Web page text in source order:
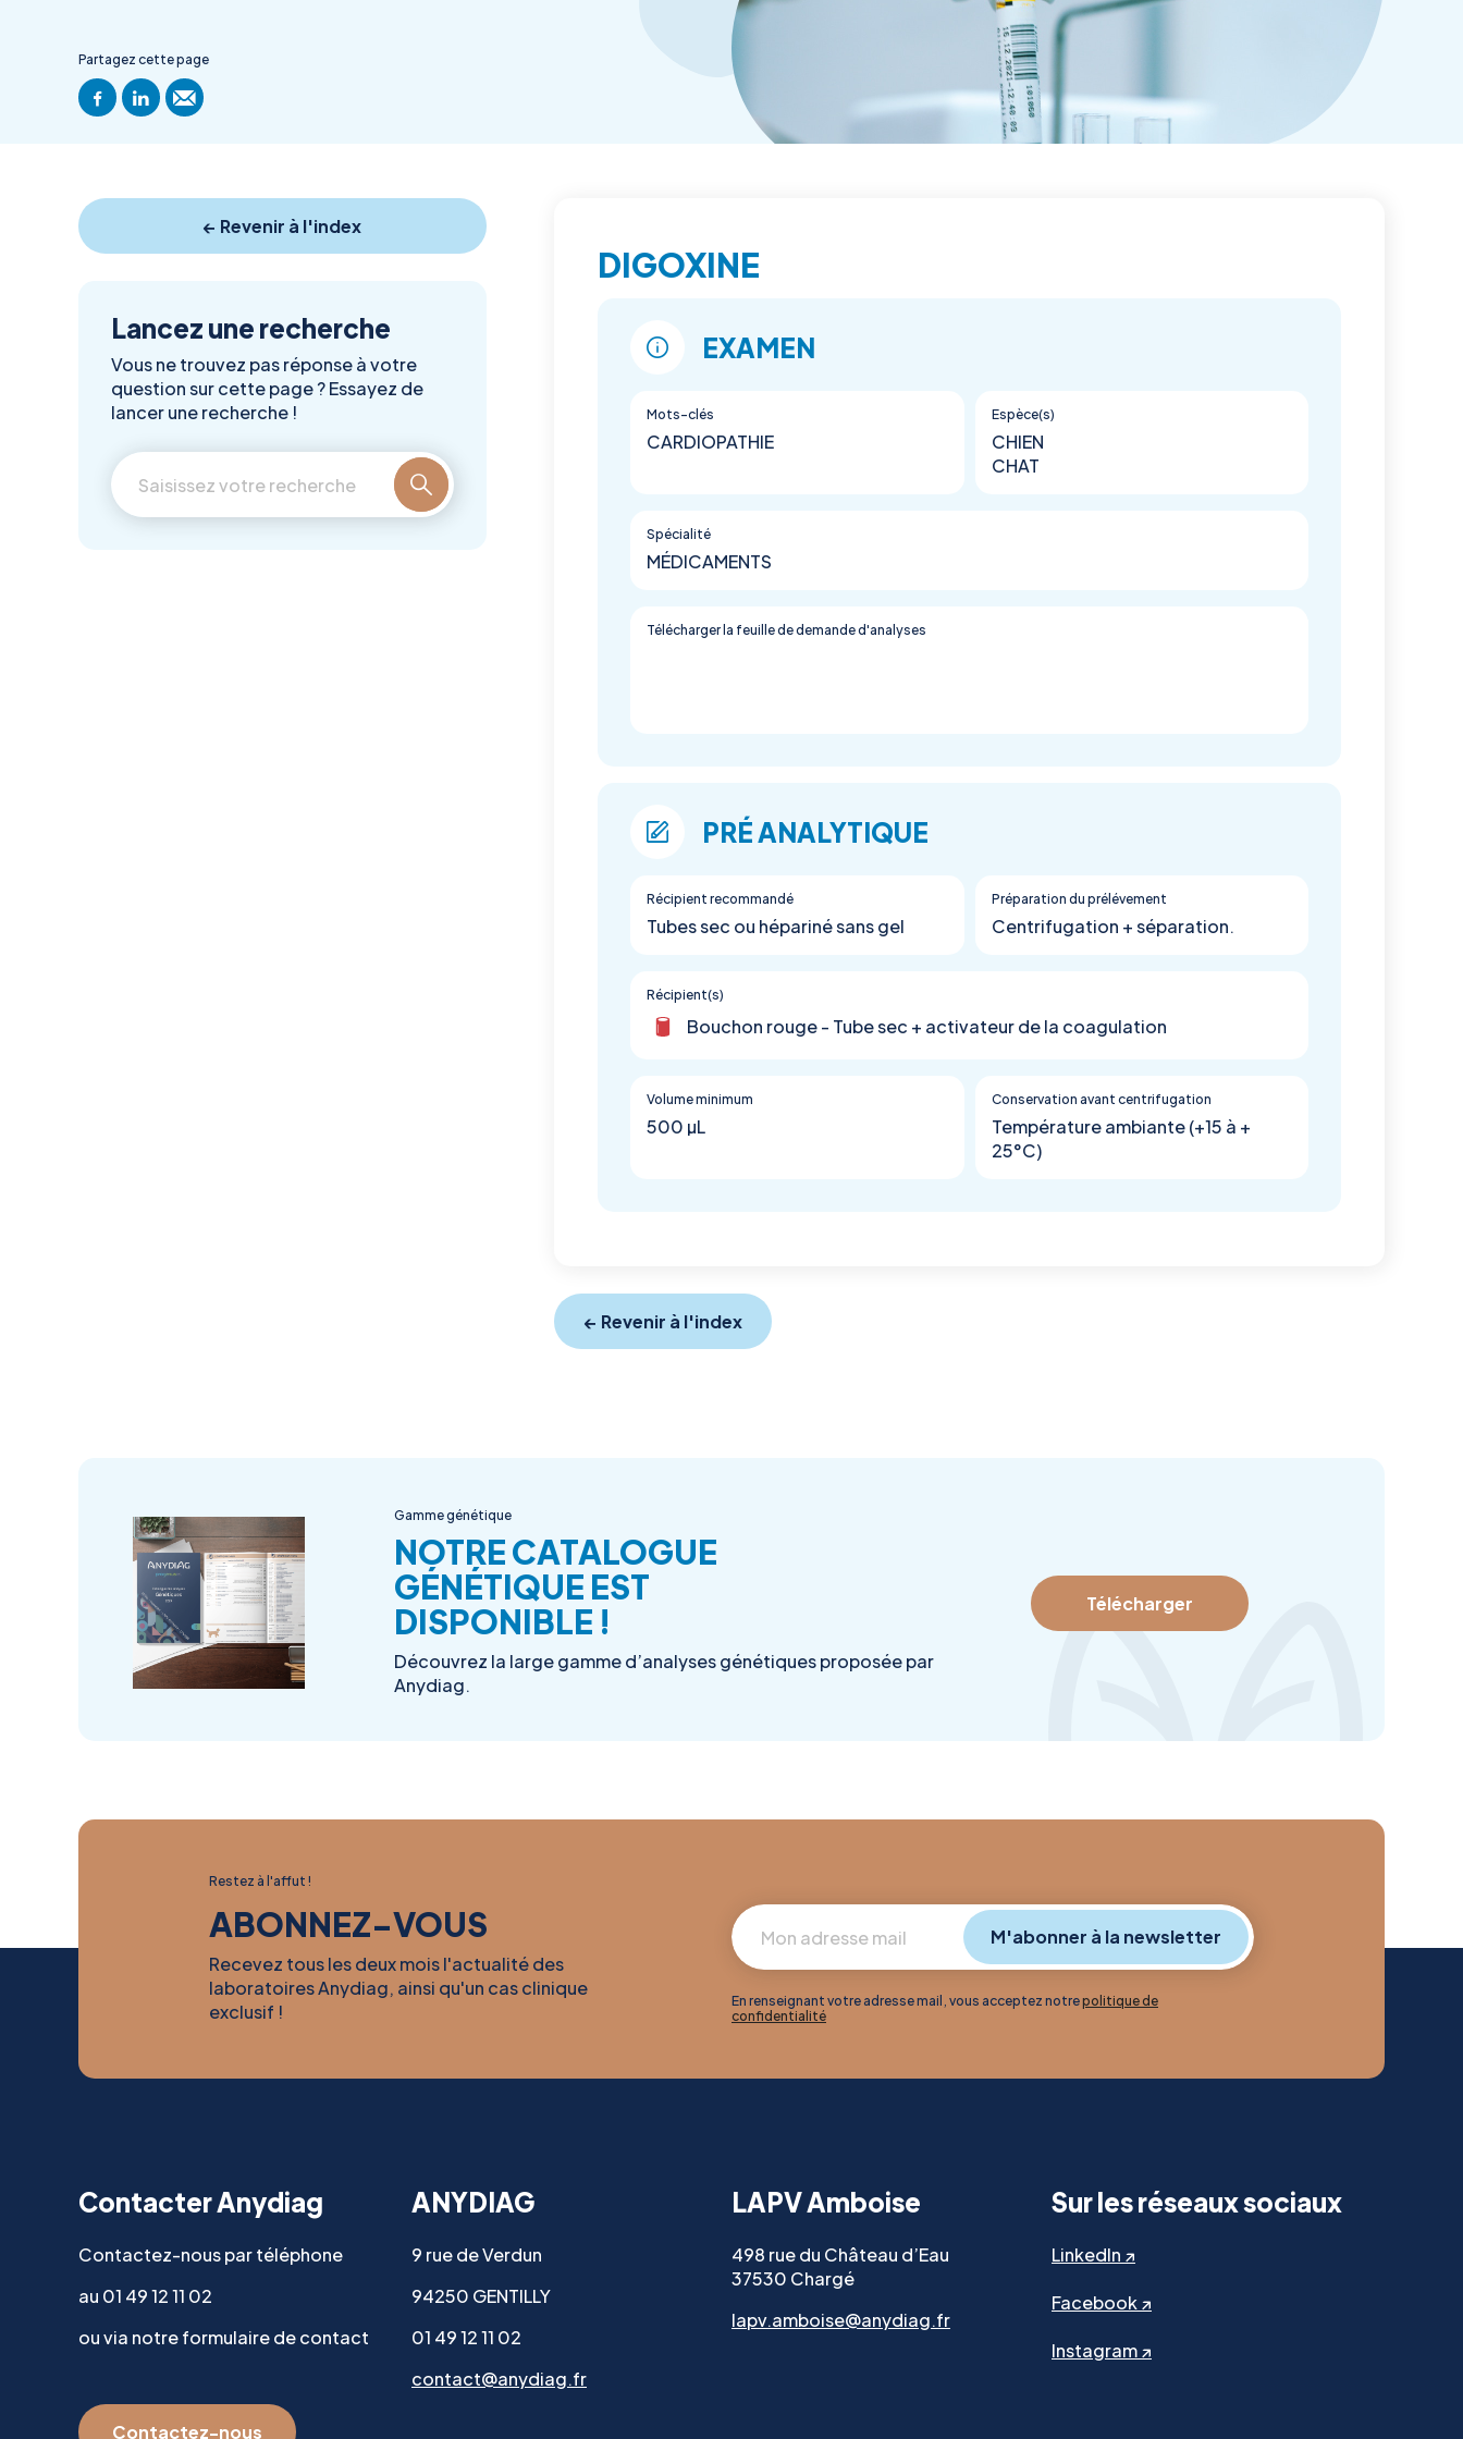
Partagez cette page
← Revenir à l'index
Lancez une recherche
Vous ne trouvez pas réponse à votre
question sur cette page ? Essayez de
lancer une recherche !
DIGOXINE
EXAMEN
Mots-clés
CARDIOPATHIE
Espèce(s)
CHIEN
CHAT
Spécialité
MÉDICAMENTS
Télécharger la feuille de demande d'analyses
PRÉ ANALYTIQUE
Récipient recommandé
Tubes sec ou hépariné sans gel
Préparation du prélévement
Centrifugation + séparation.
Récipient(s)
Bouchon rouge - Tube sec + activateur de la coagulation
Volume minimum
500 µL
Conservation avant centrifugation
Température ambiante (+15 à +
25°C)
← Revenir à l'index
Gamme génétique
NOTRE CATALOGUE
GÉNÉTIQUE EST
DISPONIBLE !
Découvrez la large gamme d’analyses génétiques proposée par
Anydiag.
Télécharger
Restez à l'affut !
ABONNEZ-VOUS
Recevez tous les deux mois l'actualité des
laboratoires Anydiag, ainsi qu'un cas clinique
exclusif !
En renseignant votre adresse mail, vous acceptez notrepolitique de
confidentialité
Contacter Anydiag
Contactez-nous par téléphone
au 01 49 12 11 02
ou via notre formulaire de contact
Contactez-nous
ANYDIAG
9 rue de Verdun
94250 GENTILLY
01 49 12 11 02
contact@anydiag.fr
LAPV Amboise
498 rue du Château d’Eau
37530 Chargé
lapv.amboise@anydiag.fr
Sur les réseaux sociaux
LinkedIn ↗
Facebook ↗
Instagram ↗